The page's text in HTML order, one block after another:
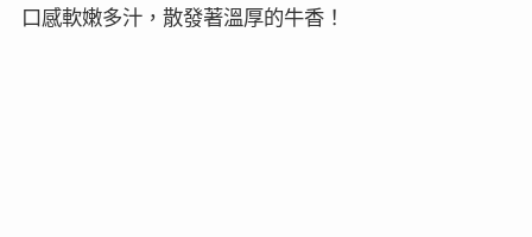
口感軟嫩多汁，散發著溫厚的牛香！